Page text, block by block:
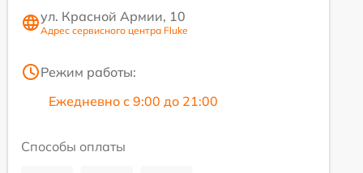
ул. Красной Армии, 10
Адрес сервисного центра Fluke
Режим работы:
Ежедневно с 9:00 до 21:00
Способы оплаты